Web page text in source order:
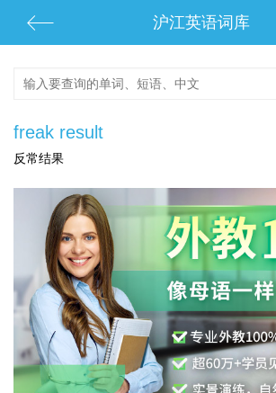
沪江英语词库
freak result
反常结果